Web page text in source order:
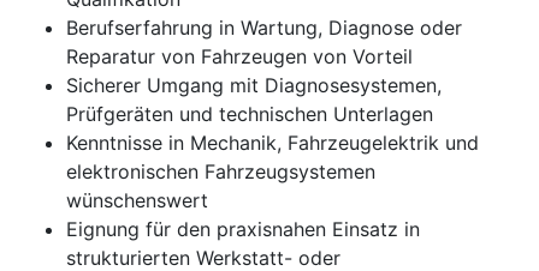
Berufserfahrung in Wartung, Diagnose oder
Reparatur von Fahrzeugen von Vorteil
Sicherer Umgang mit Diagnosesystemen,
Prüfgeräten und technischen Unterlagen
Kenntnisse in Mechanik, Fahrzeugelektrik und
elektronischen Fahrzeugsystemen
wünschenswert
Eignung für den praxisnahen Einsatz in
strukturierten Werkstatt- oder